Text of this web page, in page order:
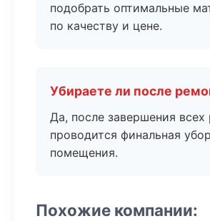
подобрать оптимальные
по качеству и цене.
Убираете ли после
Да, после завершения всех
проводится финальная
помещения.
Похожие компании: